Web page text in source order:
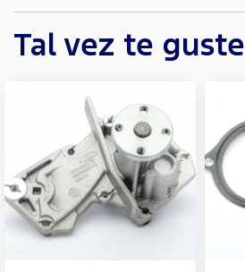
Tal vez te guste